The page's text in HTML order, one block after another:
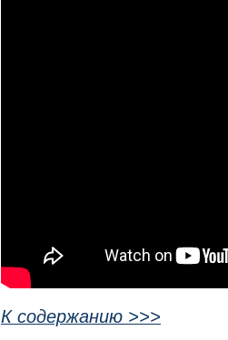
К содержанию >>>